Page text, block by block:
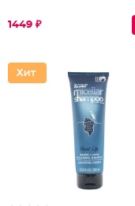
1449 ₽